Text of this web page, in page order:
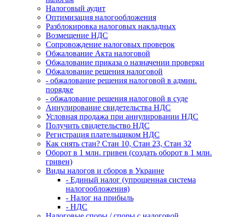
Налоговый аудит
Оптимизация налогообложения
Разблокировка налоговых накладных
Возмещение НДС
Сопровождение налоговых проверок
Обжалование Акта налоговой
Обжалование приказа о назначении проверки
Обжалование решения налоговой
- обжалование решения налоговой в админ.
порядке
- обжалование решения налоговой в суде
Аннулирование свидетельства НДС
Условная продажа при аннулировании НДС
Получить свидетельство НДС
Регистрация плательщиком НДС
Как снять стан? Стан 10, Стан 23, Стан 32
Оборот в 1 млн. гривен (создать оборот в 1 млн.
гривен)
Виды налогов и сборов в Украине
- Единый налог (упрощенная система
налогообложения)
- Налог на прибыль
- НДС